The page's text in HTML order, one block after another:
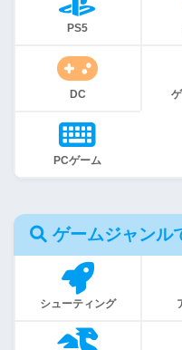
PS5
DC
PCゲーム
ゲームジャンル
シューティング